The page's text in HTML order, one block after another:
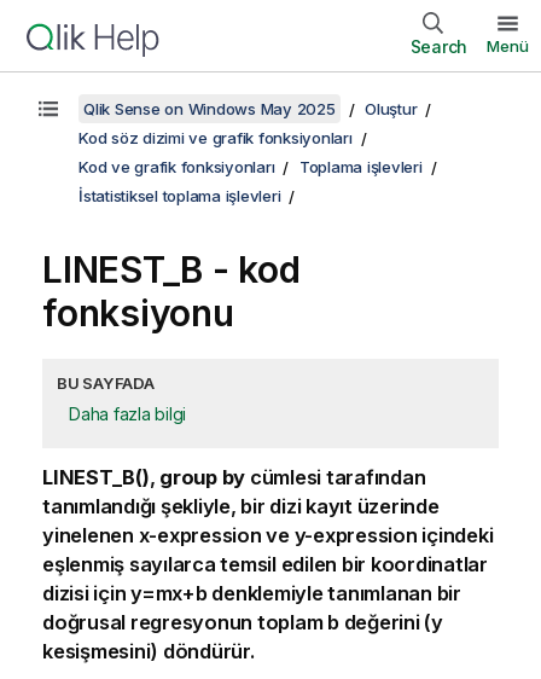
Search Menü
Qlik Sense on Windows May 2025
Oluştur
Kod söz dizimi ve grafik fonksiyonları
Kod ve grafik fonksiyonları
Toplama işlevleri
İstatistiksel toplama işlevleri
LINEST_B - kod
fonksiyonu
BU SAYFADA
Daha fazla bilgi
LINEST_B(), group by cümlesi tarafından
tanımlandığı şekliyle, bir dizi kayıt üzerinde
yinelenen x-expression ve y-expression içindeki
eşlenmiş sayılarca temsil edilen bir koordinatlar
dizisi için y=mx+bdenklemiyle tanımlanan bir
doğrusal regresyonun toplam b değerini (y
kesişmesini) döndürür.